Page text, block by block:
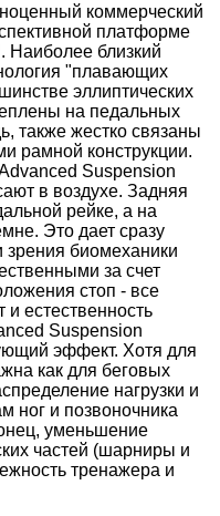
коммерческий
платформе
близкий
"плавающих
эллиптических
на педальных
также жестко связаны
рамной конструкции.
Suspension
в воздухе. Задняя
рейке, а на
Это дает сразу
зрения биомеханики
за счет
стоп - все
естественность
Suspension
эффект. Хотя для
как для беговых
нагрузки и
ног и позвоночника
уменьшение
частей (шарниры и
тренажера и